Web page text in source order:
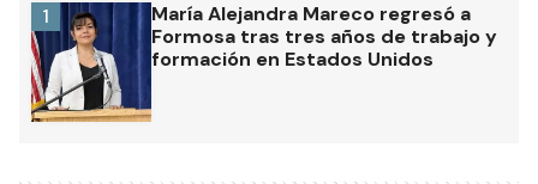
María Alejandra Mareco regresó a
Formosa tras tres años de trabajo y
formación en Estados Unidos
1